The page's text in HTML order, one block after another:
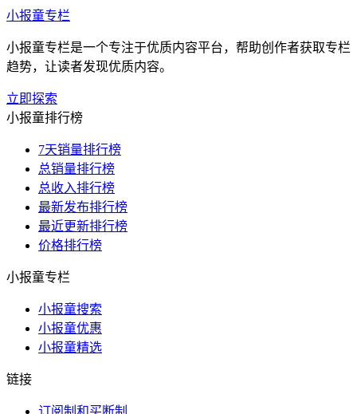
小报童专栏
小报童专栏是一个专注于优质内容平台，帮助创作者获取专栏
趋势，让读者发现优质内容。
立即探索
小报童排行榜
7天销量排行榜
总销量排行榜
总收入排行榜
最新发布排行榜
最近更新排行榜
价格排行榜
小报童专栏
小报童搜索
小报童优惠
小报童精选
链接
订阅制和买断制